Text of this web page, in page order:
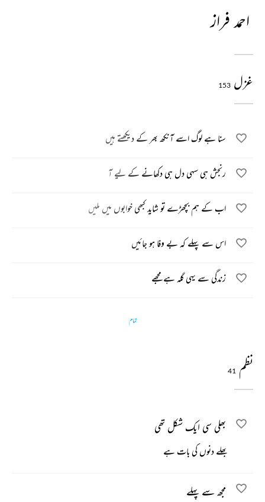
احمد فراز
غزل 153
سنا ہے لوگ اسے آنکھ بھر کے دیکھتے ہیں
رنجش ہی سہی دل ہی دکھانے کے لیے آ
اب کے ہم بچھڑے تو شاید کبھی خوابوں میں ملیں
اس سے پہلے کہ بے وفا ہو جائیں
زندگی سے یہی گلہ ہے مجھے
تمام
نظم 41
بھلی سی ایک شکل تھی
بھلے دنوں کی بات ہے
مجھ سے پہلے